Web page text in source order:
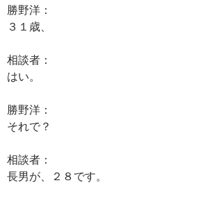
勝野洋：
３１歳、
相談者：
はい。
勝野洋：
それで？
相談者：
長男が、２８です。